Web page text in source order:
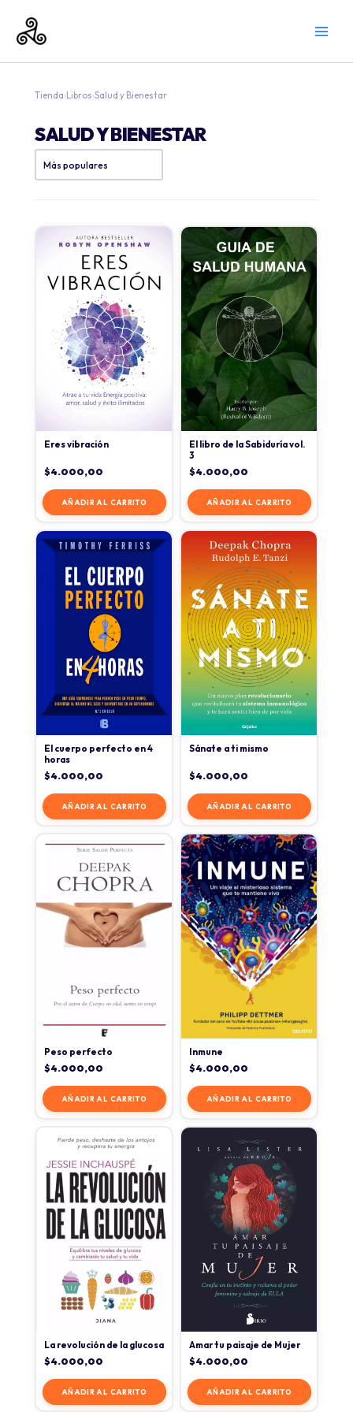
contenido
Tienda› Libros›Salud y Bienestar
SALUD Y BIENESTAR
Eres vibración
$4.000,00
AÑADIR AL CARRITO
El libro de la Sabiduría vol.
3
$4.000,00
AÑADIR AL CARRITO
El cuerpo perfecto en 4
horas
$4.000,00
AÑADIR AL CARRITO
Sánate a ti mismo
$4.000,00
AÑADIR AL CARRITO
Peso perfecto
$4.000,00
AÑADIR AL CARRITO
Inmune
$4.000,00
AÑADIR AL CARRITO
La revolución de la glucosa
$4.000,00
AÑADIR AL CARRITO
Amar tu paisaje de Mujer
$4.000,00
AÑADIR AL CARRITO